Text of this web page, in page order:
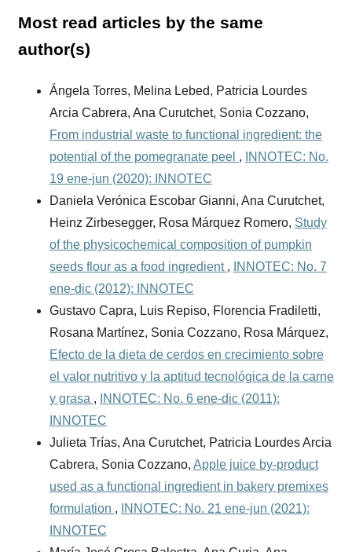
Most read articles by the same
author(s)
Ángela Torres, Melina Lebed, Patricia Lourdes
Arcia Cabrera, Ana Curutchet, Sonia Cozzano,
From industrial waste to functional ingredient: the
potential of the pomegranate peel ,
INNOTEC: No.
19 ene-jun (2020): INNOTEC
Daniela Verónica Escobar Gianni, Ana Curutchet,
Heinz Zirbesegger, Rosa Márquez Romero, Study
of the physicochemical composition of pumpkin
seeds flour as a food ingredient ,
INNOTEC: No. 7
ene-dic (2012): INNOTEC
Gustavo Capra, Luis Repiso, Florencia Fradiletti,
Rosana Martínez, Sonia Cozzano, Rosa Márquez,
Efecto de la dieta de cerdos en crecimiento sobre
el valor nutritivo y la aptitud tecnológica de la carne
y grasa ,
INNOTEC: No. 6 ene-dic (2011):
INNOTEC
Julieta Trías, Ana Curutchet, Patricia Lourdes Arcia
Cabrera, Sonia Cozzano, Apple juice by-product
used as a functional ingredient in bakery premixes
formulation ,
INNOTEC: No. 21 ene-jun (2021):
INNOTEC